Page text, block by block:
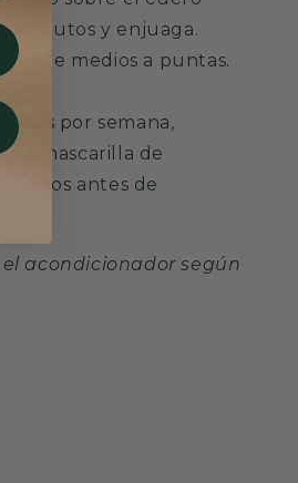
minutos y enjuaga.
de medios a puntas.
veces por semana,
la mascarilla de
antes de
acondicionador según